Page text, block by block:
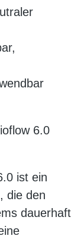
6.0
ist ein
die den
dauerhaft